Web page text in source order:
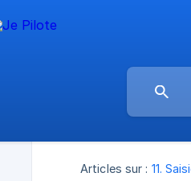
Articles sur : 11.